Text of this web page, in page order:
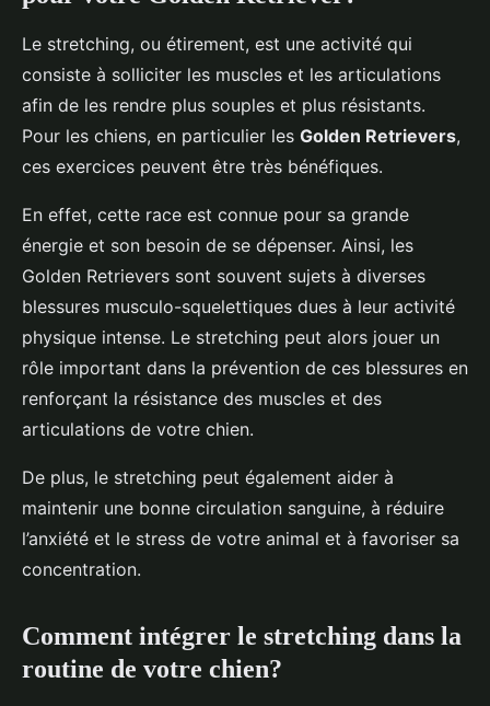
Le stretching, ou étirement, est une activité qui
consiste à solliciter les muscles et les articulations
afin de les rendre plus souples et plus résistants.
Pour les chiens, en particulier les Golden Retrievers,
ces exercices peuvent être très bénéfiques.
En effet, cette race est connue pour sa grande
énergie et son besoin de se dépenser. Ainsi, les
Golden Retrievers sont souvent sujets à diverses
blessures musculo-squelettiques dues à leur activité
physique intense. Le stretching peut alors jouer un
rôle important dans la prévention de ces blessures en
renforçant la résistance des muscles et des
articulations de votre chien.
De plus, le stretching peut également aider à
maintenir une bonne circulation sanguine, à réduire
l’anxiété et le stress de votre animal et à favoriser sa
concentration.
Comment intégrer le stretching dans la
routine de votre chien?